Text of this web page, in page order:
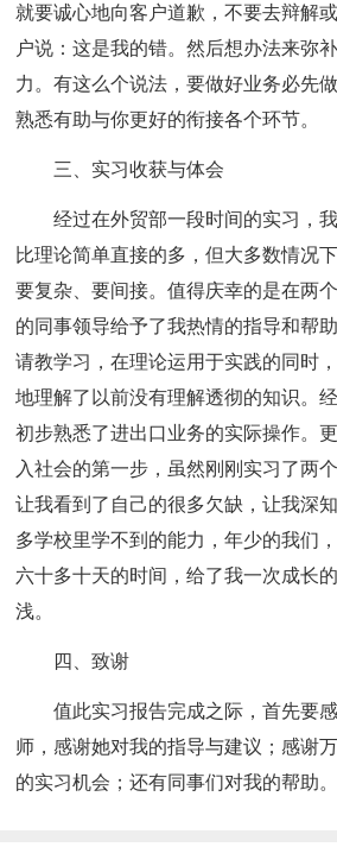
就要诚心地向客户道歉，不要去辩解
户说：这是我的错。然后想办法来弥
力。有这么个说法，要做好业务必先
熟悉有助与你更好的衔接各个环节。
三、实习收获与体会
经过在外贸部一段时间的实习，
比理论简单直接的多，但大多数情况
要复杂、要间接。值得庆幸的是在两
的同事领导给予了我热情的指导和帮
请教学习，在理论运用于实践的同时
地理解了以前没有理解透彻的知识。
初步熟悉了进出口业务的实际操作。
入社会的第一步，虽然刚刚实习了两
让我看到了自己的很多欠缺，让我深
多学校里学不到的能力，年少的我们
六十多十天的时间，给了我一次成长
浅。
四、致谢
值此实习报告完成之际，首先要
师，感谢她对我的指导与建议；感谢
的实习机会；还有同事们对我的帮助。